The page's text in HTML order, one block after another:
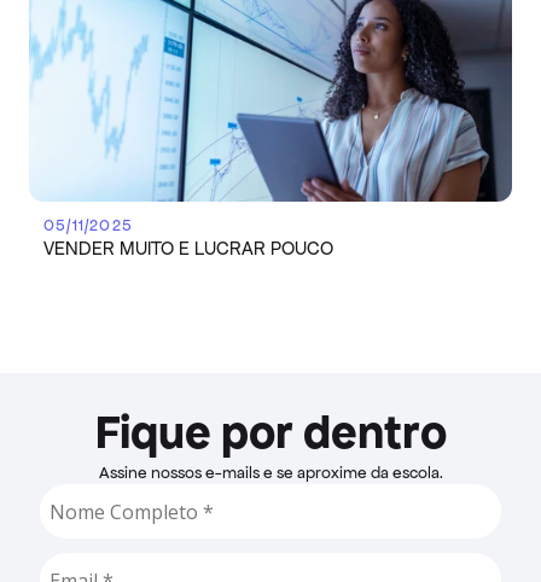
05/11/2025
VENDER MUITO E LUCRAR POUCO
Fique por dentro
Assine nossos e-mails e se aproxime da escola.